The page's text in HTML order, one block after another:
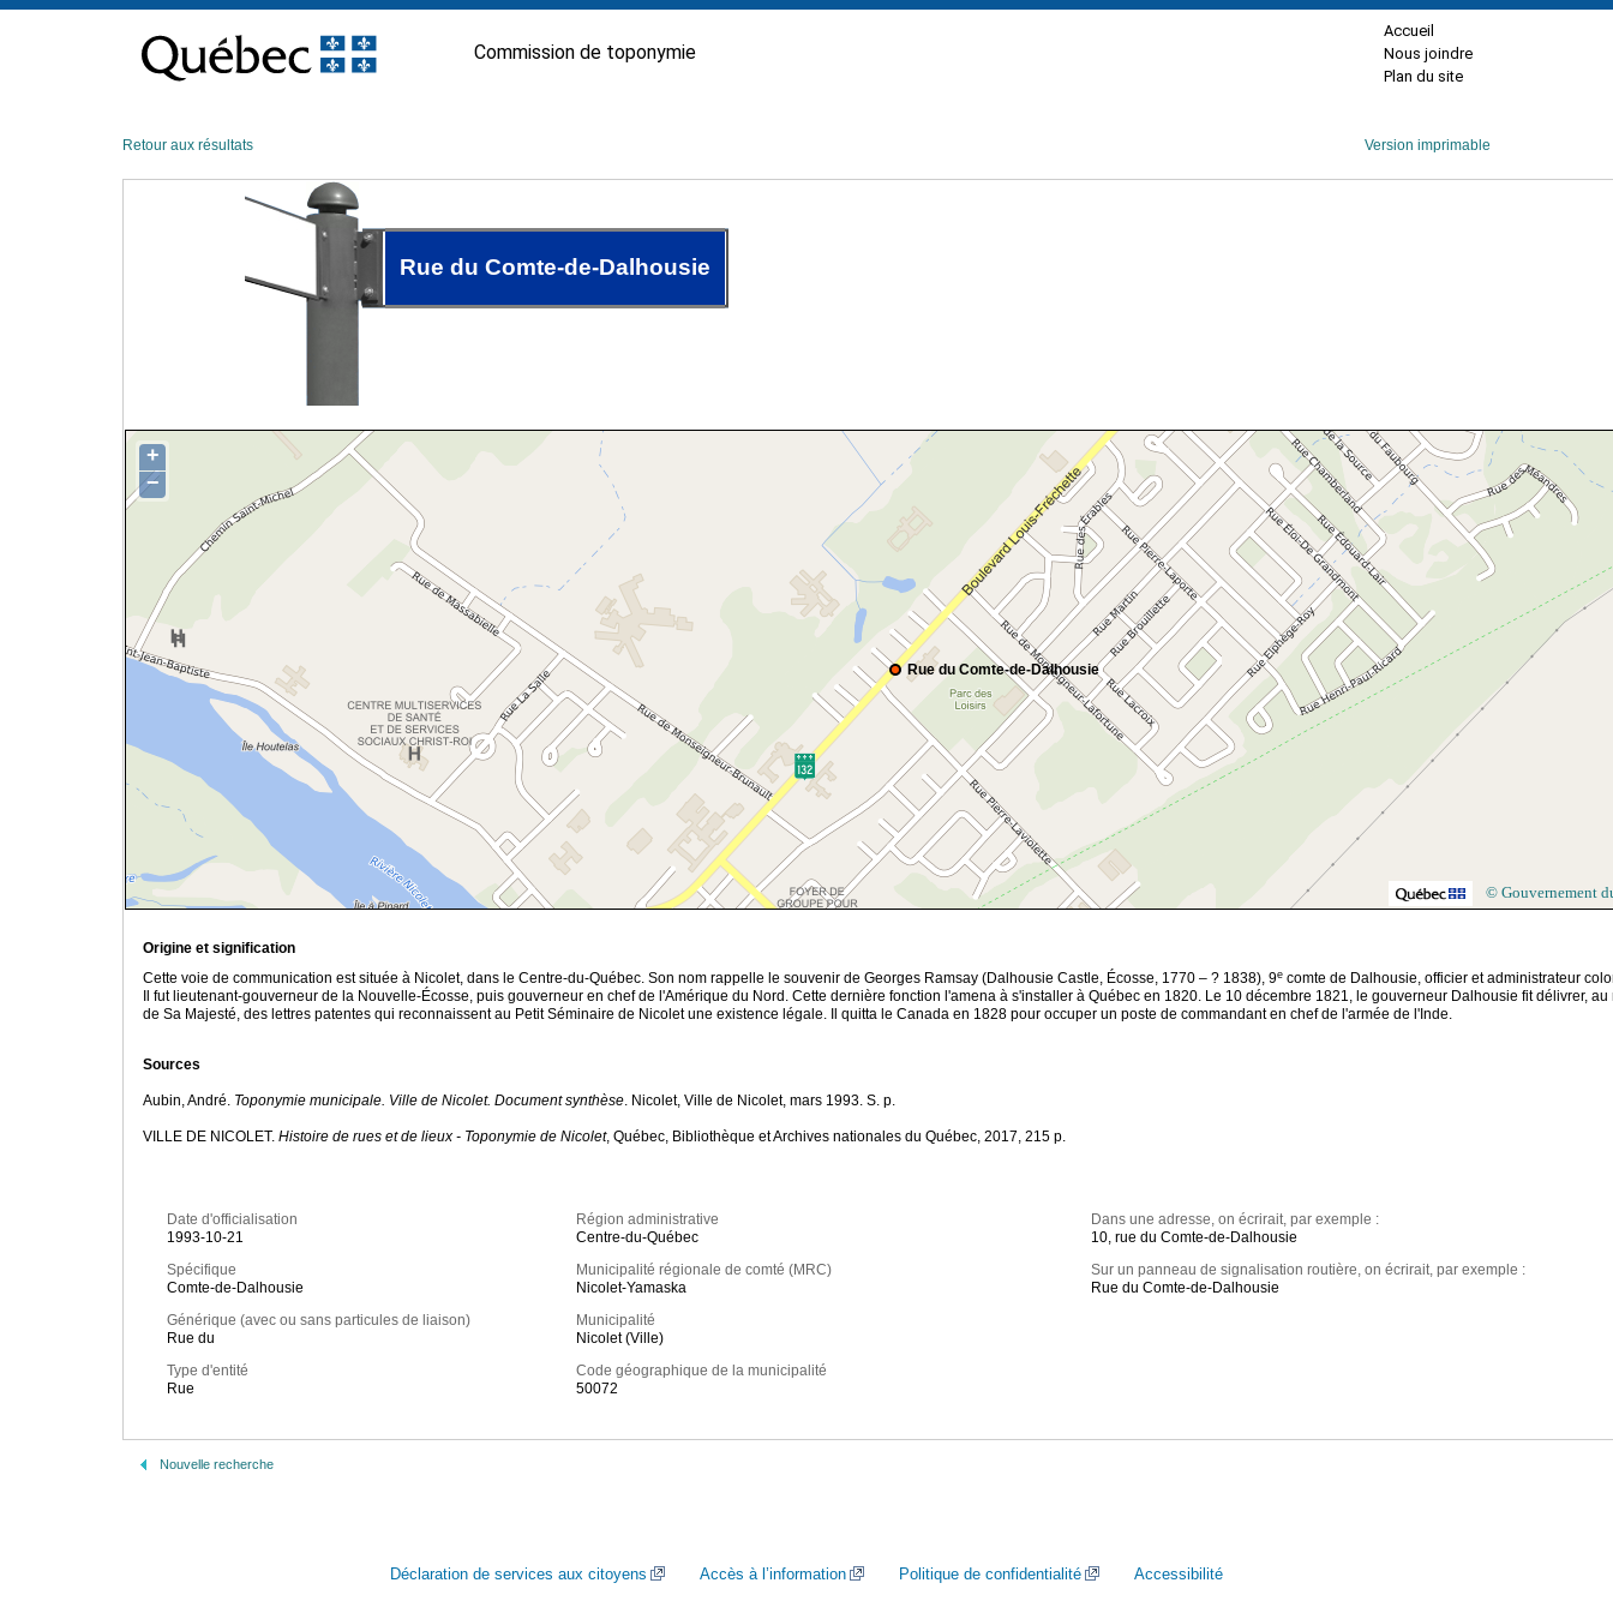
contenu
Commission de toponymie
Accueil
Nous joindre
Plan du site
Retour aux résultats Version imprimable
Rue du Comte-de-Dalhousie
Rue du Comte-de-Dalhousie
+
−
© Gouvernement
Origine et signification
Cette voie de communication est située à Nicolet, dans le Centre-du-Québec. Son nom rappelle le souvenir de Georges Ramsay (Dalhousie Castle, Écosse, 1770 – ? 1838), 9e comte de Dalhousie, officier et administrateur
Il fut lieutenant-gouverneur de la Nouvelle-Écosse, puis gouverneur en chef de l'Amérique du Nord. Cette dernière fonction l'amena à s'installer à Québec en 1820. Le 10 décembre 1821, le gouverneur Dalhousie fit délivrer, au
de Sa Majesté, des lettres patentes qui reconnaissent au Petit Séminaire de Nicolet une existence légale. Il quitta le Canada en 1828 pour occuper un poste de commandant en chef de l'armée de l'Inde.
Sources
Aubin, André. Toponymie municipale. Ville de Nicolet. Document synthèse. Nicolet, Ville de Nicolet, mars 1993. S. p.
VILLE DE NICOLET. Histoire de rues et de lieux - Toponymie de Nicolet, Québec, Bibliothèque et Archives nationales du Québec, 2017, 215 p.
Date d'officialisation
1993-10-21
Spécifique
Comte-de-Dalhousie
Générique (avec ou sans particules de liaison)
Rue du
Type d'entité
Rue
Région administrative
Centre-du-Québec
Municipalité régionale de comté (MRC)
Nicolet-Yamaska
Municipalité
Nicolet (Ville)
Code géographique de la municipalité
50072
Dans une adresse, on écrirait, par exemple :
10, rue du Comte-de-Dalhousie
Sur un panneau de signalisation routière, on écrirait, par exemple :
Rue du Comte-de-Dalhousie
Nouvelle recherche
Déclaration de services aux citoyens Accès à l’information Politique de confidentialité Accessibilité